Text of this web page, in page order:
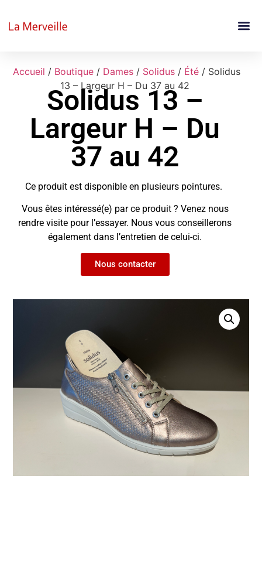
Accueil / Boutique / Dames / Solidus / Été / Solidus
13 – Largeur H – Du 37 au 42
Solidus 13 –
Largeur H – Du
37 au 42
Ce produit est disponible en plusieurs pointures.
Vous êtes intéressé(e) par ce produit ? Venez nous
rendre visite pour l’essayer. Nous vous conseillerons
également dans l’entretien de celui-ci.
Nous contacter